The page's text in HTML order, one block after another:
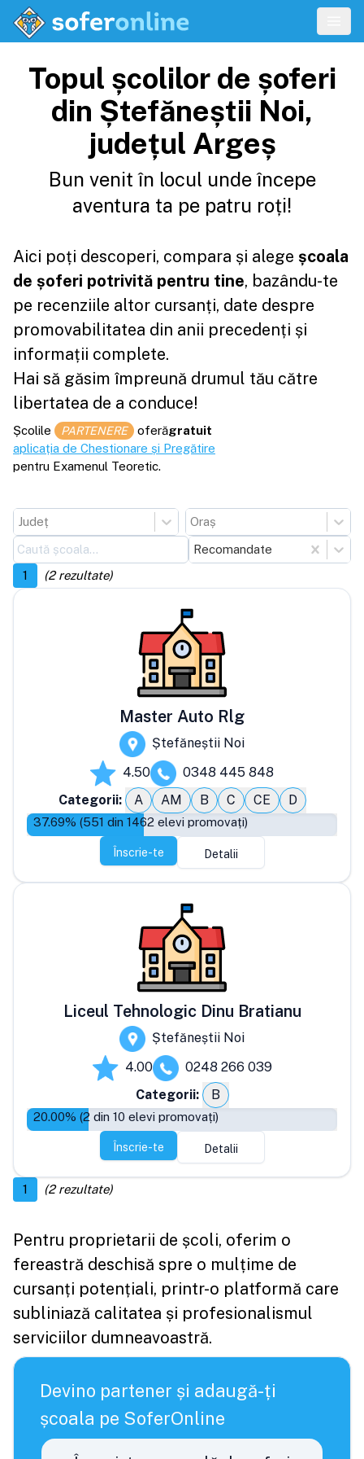
Topul școlilor de șoferi
din Ștefăneștii Noi,
județul Argeș
Bun venit în locul unde începe
aventura ta pe patru roți!
Aici poți descoperi, compara și alege școala
de șoferi potrivită pentru tine, bazându-te
pe recenziile altor cursanți, date despre
promovabilitatea din anii precedenți și
informații complete.
Hai să găsim împreună drumul tău către
libertatea de a conduce!
Școlile PARTENERE oferăgratuit
aplicația de Chestionare și Pregătire
pentru Examenul Teoretic.
Județ
Oraș
Recomandate
1
(2rezultate)
Master Auto Rlg
Ștefăneștii Noi
4.50
0348 445 848
Categorii:
A AM B C CE D
37.69% (551 din 1462 elevi promovați)
Înscrie-te Detalii
Liceul Tehnologic Dinu Bratianu
Ștefăneștii Noi
4.00
0248 266 039
Categorii:
B
20.00% (2 din 10 elevi promovați)
Înscrie-te Detalii
1 (2rezultate)
Pentru proprietarii de școli, oferim o
fereastră deschisă spre o mulțime de
cursanți potențiali, printr-o platformă care
subliniază calitatea și profesionalismul
serviciilor dumneavoastră.
Devino partener și adaugă-ți
școala pe SoferOnline